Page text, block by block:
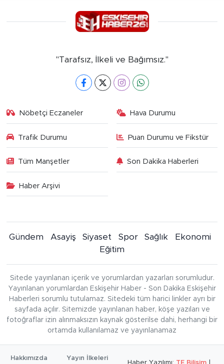
"Tarafsız, İlkeli ve Bağımsız."
Nöbetçi Eczaneler Hava Durumu
Trafik Durumu Puan Durumu ve Fikstür
Tüm Manşetler Son Dakika Haberleri
Haber Arşivi
Gündem Asayiş Siyaset Spor Sağlık
Ekonomi
Eğitim
Sitede yayınlanan içerik ve yorumlardan yazarları sorumludur.
Yayınlanan yorumlardan Eskişehir Haber - Son Dakika Eskişehir
Haberleri sorumlu tutulamaz. Sitedeki tüm harici linkler ayrı bir
sayfada açılır. Sitemizde yayınlanan haber, köşe yazıları ve
fotoğraflar izin alınmaksızın kaynak gösterilse dahi, herhangi bir
ortamda kullanılamaz ve yayınlanamaz
Hakkımızda Yayın İlkeleri
Haber Yazılımı: TE Bilişim